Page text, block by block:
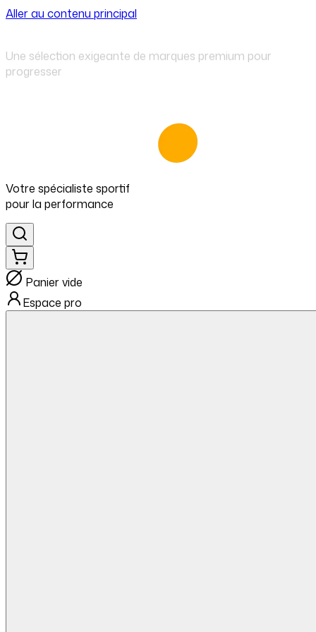
Aller au contenu principal
Votre spécialiste sportif
pourla performance
Panier vide
Espace pro